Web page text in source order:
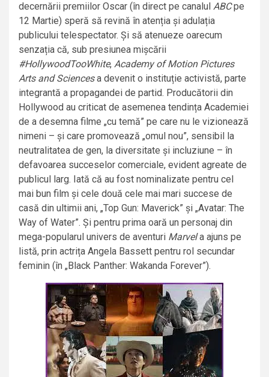
decernării premiilor Oscar (în direct pe canalul ABCpe
12 Martie) speră să revină în atenția și adulația
publicului telespectator. Și să atenueze oarecum
senzația că, sub presiunea mișcării
#HollywoodTooWhite, Academy of Motion Pictures
Arts and Sciencesa devenit o instituție activistă, parte
integrantă a propagandei de partid. Producătorii din
Hollywood au criticat de asemenea tendința Academiei
de a desemna filme „cu temă” pe care nu le vizionează
nimeni – și care promovează „omul nou”, sensibil la
neutralitatea de gen, la diversitate și incluziune – în
defavoarea succeselor comerciale, evident agreate de
publicul larg. Iată că au fost nominalizate pentru cel
mai bun film și cele două cele mai mari succese de
casă din ultimii ani, „Top Gun: Maverick” și „Avatar: The
Way of Water”. Și pentru prima oară un personaj din
mega-popularul univers de aventuri Marvela ajuns pe
listă, prin actrița Angela Bassett pentru rol secundar
feminin (în „Black Panther: Wakanda Forever”).